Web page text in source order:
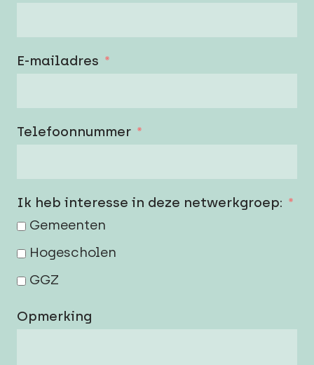
E-mailadres
Telefoonnummer
Ik heb interesse in deze netwerkgroep:
Gemeenten
Hogescholen
GGZ
Opmerking